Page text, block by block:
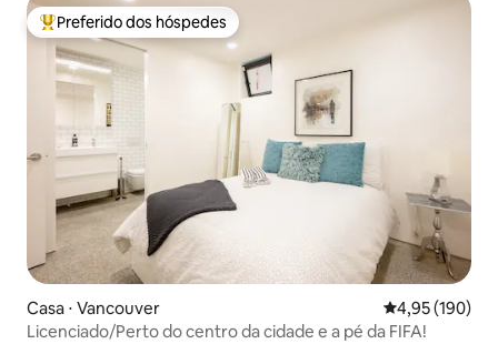
Entre os melhores preferidos dos hóspedes
Preferido dos hóspedes
Casa ⋅ Vancouver 4,95 de uma
4,95 (190)
Licenciado/Perto do centro da cidade e a pé da FIFA!